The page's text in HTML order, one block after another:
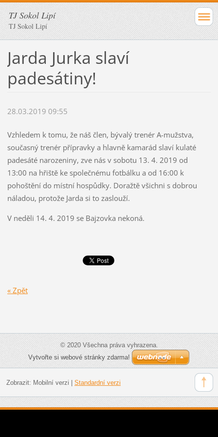
TJ Sokol Lipí
TJ Sokol Lipí
Jarda Jurka slaví
padesátiny!
28.03.2019 09:55
Vzhledem k tomu, že náš člen, bývalý trenér A-mužstva,
současný trenér přípravky a hlavně kamarád slaví kulaté
padesáté narozeniny, zve nás v sobotu 13. 4. 2019 od
13:00 na hřiště ke společnému fotbálku a od 16:00 k
pohoštění do místní hospůdky. Doražtě všichni s dobrou
náladou, protože Jarda si to zaslouží.
V neděli 14. 4. 2019 se Bajzovka nekoná.
« Zpět
© 2020 Všechna práva vyhrazena.
Vytvořte si webové stránky zdarma!
Zobrazit: Mobilní verzi Standardní verzi